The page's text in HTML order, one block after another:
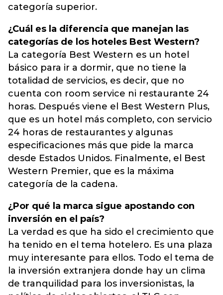
categoría superior.
¿Cuál es la diferencia que manejan las
categorías de los hoteles Best Western?
La categoría Best Western es un hotel
básico para ir a dormir, que no tiene la
totalidad de servicios, es decir, que no
cuenta con room service ni restaurante 24
horas. Después viene el Best Western Plus,
que es un hotel más completo, con servicio
24 horas de restaurantes y algunas
especificaciones más que pide la marca
desde Estados Unidos. Finalmente, el Best
Western Premier, que es la máxima
categoría de la cadena.
¿Por qué la marca sigue apostando con
inversión en el país?
La verdad es que ha sido el crecimiento que
ha tenido en el tema hotelero. Es una plaza
muy interesante para ellos. Todo el tema de
la inversión extranjera donde hay un clima
de tranquilidad para los inversionistas, la